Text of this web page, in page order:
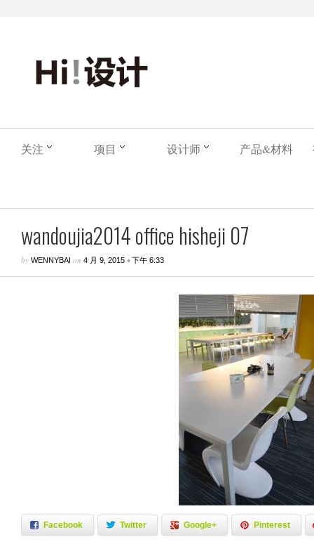
关注 项目 设计师 产品&材料
wandoujia2014 office hisheji 07
by WENNYBAI on 4 月 9, 2015 •下午 6:33
Facebook Twitter Google+ Pinterest